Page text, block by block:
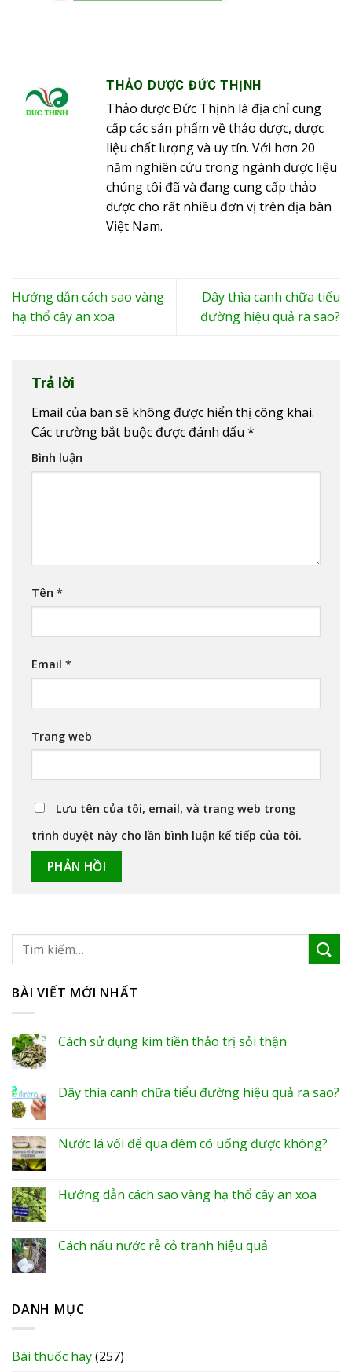
THẢO DƯỢC ĐỨC THỊNH
Thảo dược Đức Thịnh là địa chỉ cung
cấp các sản phẩm về thảo dược, dược
liệu chất lượng và uy tín. Với hơn 20
năm nghiên cứu trong ngành dược liệu
chúng tôi đã và đang cung cấp thảo
dược cho rất nhiều đơn vị trên địa bàn
Việt Nam.
Hướng dẫn cách sao vàng
hạ thổ cây an xoa
Dây thìa canh chữa tiểu
đường hiệu quả ra sao?
Trả lời
Email của bạn sẽ không được hiển thị công khai.
Các trường bắt buộc được đánh dấu *
Bình luận
Tên *
Email *
Trang web
Lưu tên của tôi, email, và trang web trong
trình duyệt này cho lần bình luận kế tiếp của tôi.
BÀI VIẾT MỚI NHẤT
Cách sử dụng kim tiền thảo trị sỏi thận
Dây thìa canh chữa tiểu đường hiệu quả ra sao?
Nước lá vối để qua đêm có uống được không?
Hướng dẫn cách sao vàng hạ thổ cây an xoa
Cách nấu nước rễ cỏ tranh hiệu quả
DANH MỤC
Bài thuốc hay(257)